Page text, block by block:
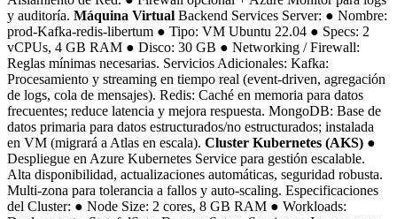
y auditoría. Máquina Virtual Backend Services Server: ● Nombre:
prod-Kafka-redis-libertum ● Tipo: VM Ubuntu 22.04 ● Specs: 2
vCPUs, 4 GB RAM ● Disco: 30 GB ● Networking / Firewall:
Reglas mínimas necesarias. Servicios Adicionales: Kafka:
Procesamiento y streaming en tiempo real (event-driven, agregación
de logs, cola de mensajes). Redis: Caché en memoria para datos
frecuentes; reduce latencia y mejora respuesta. MongoDB: Base de
datos primaria para datos estructurados/no estructurados; instalada
en VM (migrará a Atlas en escala). Cluster Kubernetes (AKS) ●
Despliegue en Azure Kubernetes Service para gestión escalable.
Alta disponibilidad, actualizaciones automáticas, seguridad robusta.
Multi-zona para tolerancia a fallos y auto-scaling. Especificaciones
del Cluster: ● Node Size: 2 cores, 8 GB RAM ● Workloads: